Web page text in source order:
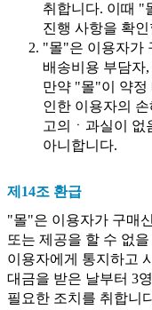
취합니다. 이때 "
진행 사항을 확
"몰"은 이용자가
배송비용 부담자
만약 "몰"이 약정
인한 이용자의
고의ㆍ과실이 없
아니합니다.
제14조 환급
"몰"은 이용자가 구매
또는 제공을 할 수 없
이용자에게 통지하고
대금을 받은 날부터 3
필요한 조치를 취합니